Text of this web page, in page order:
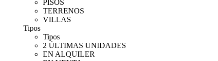
PISOS
TERRENOS
VILLAS
Tipos
Tipos
2 ÚLTIMAS UNIDADES
EN ALQUILER